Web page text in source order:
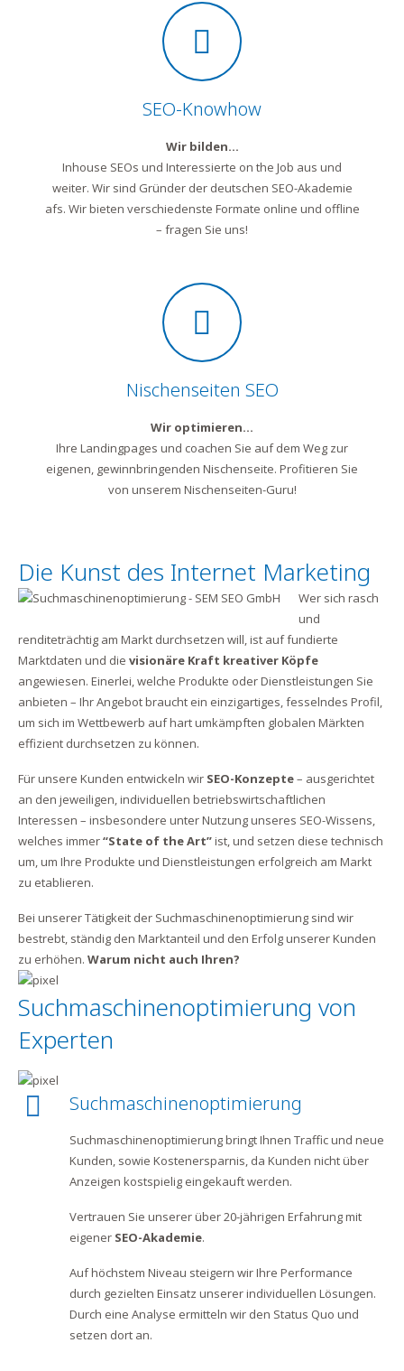
SEO-Knowhow
Wir bilden…
Inhouse SEOs und Interessierte on the Job aus und
weiter. Wir sind Gründer der deutschen SEO-Akademie
afs. Wir bieten verschiedenste Formate online und offline
– fragen Sie uns!
Nischenseiten SEO
Wir optimieren…
Ihre Landingpages und coachen Sie auf dem Weg zur
eigenen, gewinnbringenden Nischenseite. Profitieren Sie
von unserem Nischenseiten-Guru!
Die Kunst des Internet Marketing
Wer sich rasch
und
renditeträchtig am Markt durchsetzen will, ist auf fundierte
Marktdaten und die visionäre Kraft kreativer Köpfe
angewiesen. Einerlei, welche Produkte oder Dienstleistungen Sie
anbieten – Ihr Angebot braucht ein einzigartiges, fesselndes Profil,
um sich im Wettbewerb auf hart umkämpften globalen Märkten
effizient durchsetzen zu können.
Für unsere Kunden entwickeln wir SEO-Konzepte– ausgerichtet
an den jeweiligen, individuellen betriebswirtschaftlichen
Interessen – insbesondere unter Nutzung unseres SEO-Wissens,
welches immer“State of the Art”ist, und setzen diese technisch
um, um Ihre Produkte und Dienstleistungen erfolgreich am Markt
zu etablieren.
Bei unserer Tätigkeit der Suchmaschinenoptimierung sind wir
bestrebt, ständig den Marktanteil und den Erfolg unserer Kunden
zu erhöhen. Warum nicht auch Ihren?
Suchmaschinenoptimierung von
Experten
Suchmaschinenoptimierung
Suchmaschinenoptimierung bringt Ihnen Traffic und neue
Kunden, sowie Kostenersparnis, da Kunden nicht über
Anzeigen kostspielig eingekauft werden.
Vertrauen Sie unserer über 20-jährigen Erfahrung mit
eigener SEO-Akademie.
Auf höchstem Niveau steigern wir Ihre Performance
durch gezielten Einsatz unserer individuellen Lösungen.
Durch eine Analyse ermitteln wir den Status Quo und
setzen dort an.